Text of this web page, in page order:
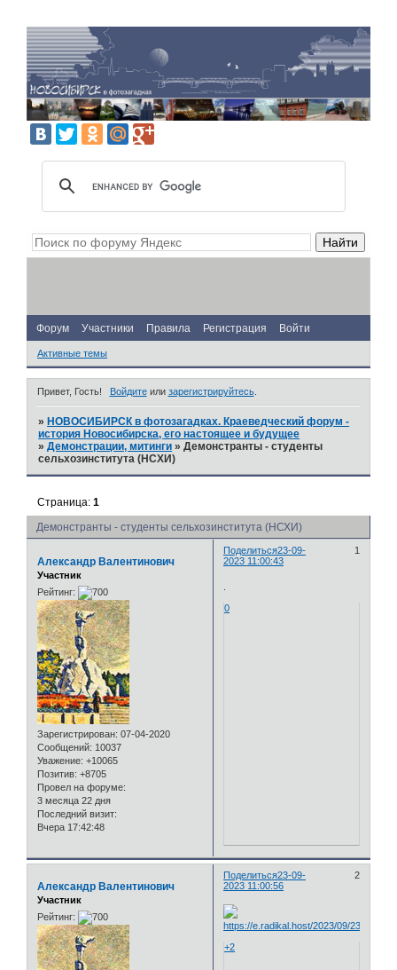
Форум Участники Правила Регистрация Войти
Активные темы
Привет, Гость! Войдитеили зарегистрируйтесь.
» НОВОСИБИРСК в фотозагадках. Краеведческий форум -
история Новосибирска, его настоящее и будущее
»Демонстрации, митинги »Демонстранты - студенты
сельхозинститута (НСХИ)
Демонстранты - студенты сельхозинститута (НСХИ)
Страница:1
Поделиться 1
23-09-
2023 11:00:43
Александр Валентинович
Участник
Рейтинг:
Зарегистрирован: 07-04-2020
Сообщений: 10037
Уважение: +10065
Позитив: +8705
Провел на форуме:
3 месяца 22 дня
Последний визит:
Вчера 17:42:48
0
Поделиться 2
23-09-
2023 11:00:56
Александр Валентинович
Участник
Рейтинг:
+2